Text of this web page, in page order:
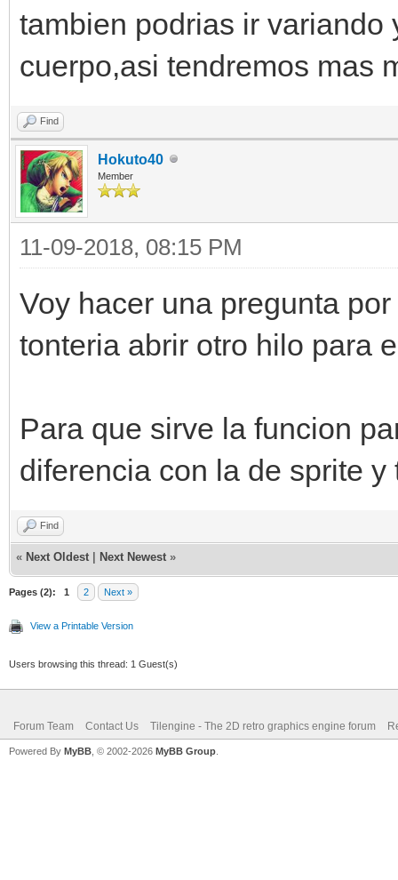
tambien podrias ir
cuerpo,asi tendremos mas
Find
Hokuto40
Member
11-09-2018, 08:15 PM
Voy hacer una pregunta
tonteria abrir otro hilo para
Para que sirve la funcion
diferencia con la de sprite y
Find
« Next Oldest Next Newest »
Pages (2): 1 2 Next »
View a Printable Version
Users browsing this thread: 1 Guest(s)
Forum Team Contact Us Tilengine - The 2D retro graphics engine forum
Powered By MyBB , © 2002-2026 MyBB Group